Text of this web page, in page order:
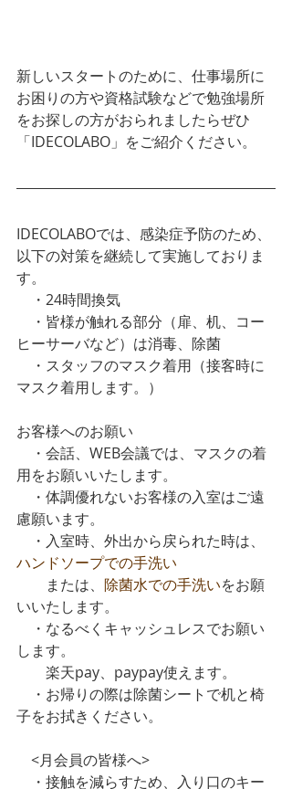
新しいスタートのために、仕事場所に
お困りの方や資格試験などで勉強場所
をお探しの方がおられましたらぜひ
「IDECOLABO」をご紹介ください。
IDECOLABOでは、感染症予防のため、
以下の対策を継続して実施しておりま
す。
・24時間換気
・皆様が触れる部分（扉、机、コー
ヒーサーバなど）は消毒、除菌
・スタッフのマスク着用（接客時に
マスク着用します。）
お客様へのお願い
・会話、WEB会議では、マスクの着
用をお願いいたします。
・体調優れないお客様の入室はご遠
慮願います。
・入室時、外出から戻られた時は、
ハンドソープでの手洗い
または、 除菌水での手洗いをお願
いいたします。
・なるべくキャッシュレスでお願い
します。
楽天pay、paypay使えます。
・お帰りの際は除菌シートで机と椅
子をお拭きください。
<月会員の皆様へ>
・接触を減らすため、入り口のキー